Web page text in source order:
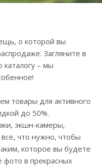
о которой вы
Загляните в
каталогу – мы
товары для активного
до 50%.
экшн-камеры,
что нужно, чтобы
которое вы будете
фото в прекрасных